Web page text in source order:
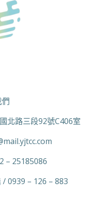
北路三段92號C406室
– 25185086
0939 – 126 – 883